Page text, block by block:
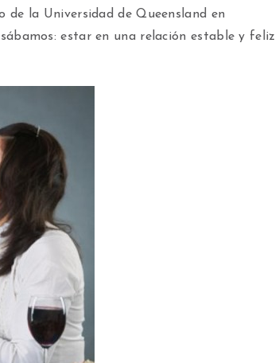
de la Universidad de Queensland en
estar en una relación estable y feliz